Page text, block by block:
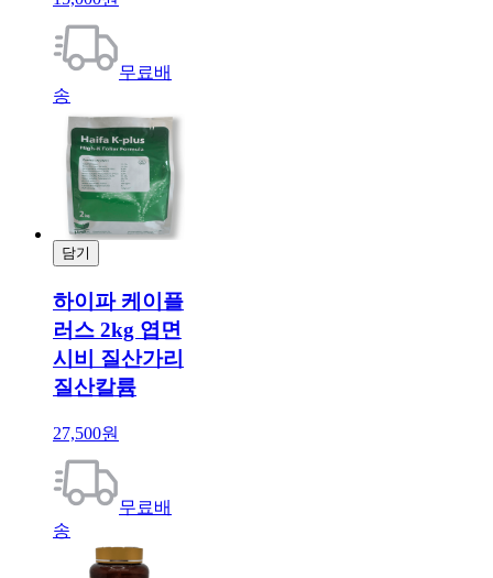
무료배
송
결제
담기
하이파 케이플
러스 2kg 엽면
시비 질산가리
질산칼륨
27,500원
무료배
송